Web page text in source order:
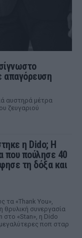
απαγόρευση
αυστηρά μέτρα
ζευγαριού
η Dido; Η
που πούλησε 40
τη δόξα και
τα «Thank You»,
θρυλική συνεργασία
στο «Stan», η Dido
μεγαλύτερες ποπ σταρ